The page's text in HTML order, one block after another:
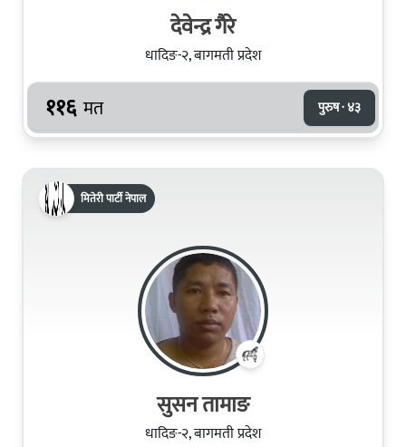
देवेन्द्र गैरे
धादिङ-२, बागमती प्रदेश
११६ मत पुरुष · ४३
मितेरी पार्टी नेपाल
सुसन तामाङ
धादिङ-२, बागमती प्रदेश